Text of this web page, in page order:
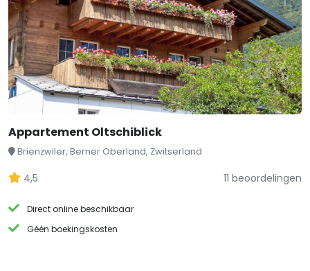
Appartement Oltschiblick
Brienzwiler, Berner Oberland, Zwitserland
4,5 11 beoordelingen
Direct online beschikbaar
Géén boekingskosten